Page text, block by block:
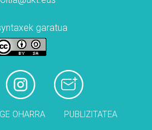
garatua
OHARRA PUBLIZITATEA